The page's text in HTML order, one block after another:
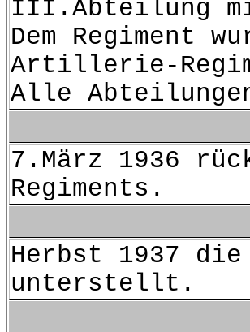
III.Abteilung
Dem
Artillerie-
Alle
7.März 1936
Regiments.
Herbst 1937
unterstellt.